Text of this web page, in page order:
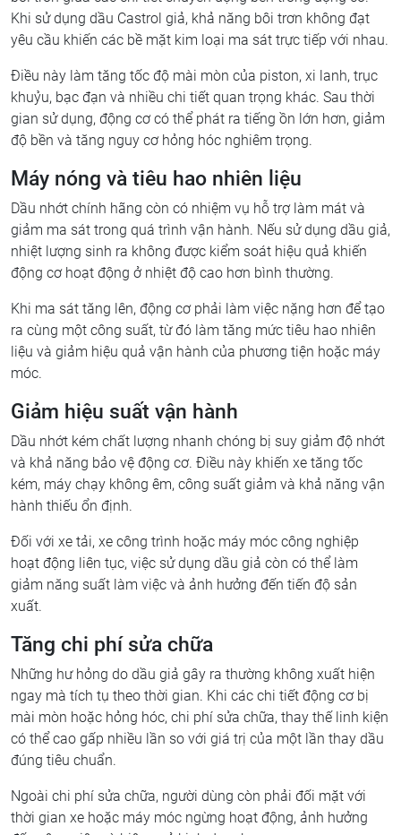
Khi sử dụng dầu Castrol giả, khả năng bôi trơn không đạt
yêu cầu khiến các bề mặt kim loại ma sát trực tiếp với nhau.
Điều này làm tăng tốc độ mài mòn của piston, xi lanh, trục
khuỷu, bạc đạn và nhiều chi tiết quan trọng khác. Sau thời
gian sử dụng, động cơ có thể phát ra tiếng ồn lớn hơn, giảm
độ bền và tăng nguy cơ hỏng hóc nghiêm trọng.
Máy nóng và tiêu hao nhiên liệu
Dầu nhớt chính hãng còn có nhiệm vụ hỗ trợ làm mát và
giảm ma sát trong quá trình vận hành. Nếu sử dụng dầu giả,
nhiệt lượng sinh ra không được kiểm soát hiệu quả khiến
động cơ hoạt động ở nhiệt độ cao hơn bình thường.
Khi ma sát tăng lên, động cơ phải làm việc nặng hơn để tạo
ra cùng một công suất, từ đó làm tăng mức tiêu hao nhiên
liệu và giảm hiệu quả vận hành của phương tiện hoặc máy
móc.
Giảm hiệu suất vận hành
Dầu nhớt kém chất lượng nhanh chóng bị suy giảm độ nhớt
và khả năng bảo vệ động cơ. Điều này khiến xe tăng tốc
kém, máy chạy không êm, công suất giảm và khả năng vận
hành thiếu ổn định.
Đối với xe tải, xe công trình hoặc máy móc công nghiệp
hoạt động liên tục, việc sử dụng dầu giả còn có thể làm
giảm năng suất làm việc và ảnh hưởng đến tiến độ sản
xuất.
Tăng chi phí sửa chữa
Những hư hỏng do dầu giả gây ra thường không xuất hiện
ngay mà tích tụ theo thời gian. Khi các chi tiết động cơ bị
mài mòn hoặc hỏng hóc, chi phí sửa chữa, thay thế linh kiện
có thể cao gấp nhiều lần so với giá trị của một lần thay dầu
đúng tiêu chuẩn.
Ngoài chi phí sửa chữa, người dùng còn phải đối mặt với
thời gian xe hoặc máy móc ngừng hoạt động, ảnh hưởng